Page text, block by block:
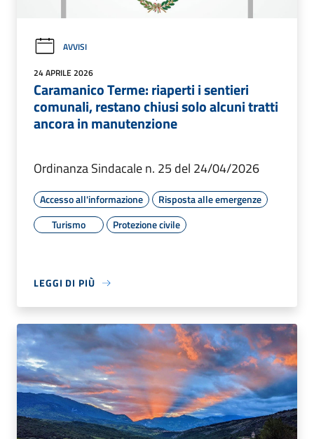
AVVISI
24 APRILE 2026
Caramanico Terme: riaperti i sentieri
comunali, restano chiusi solo alcuni tratti
ancora in manutenzione
Ordinanza Sindacale n. 25 del 24/04/2026
Accesso all'informazione
Risposta alle emergenze
Turismo
Protezione civile
LEGGI DI PIÙ